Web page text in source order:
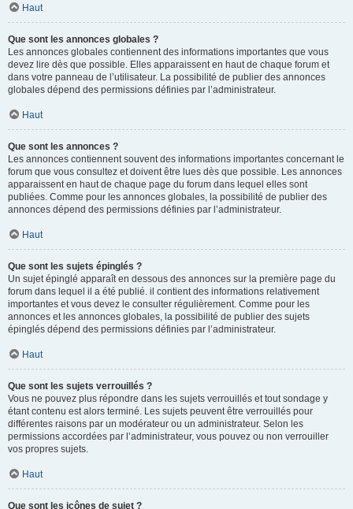
Haut
Que sont les annonces globales ?
Les annonces globales contiennent des informations importantes que vous
devez lire dès que possible. Elles apparaissent en haut de chaque forum et
dans votre panneau de l’utilisateur. La possibilité de publier des annonces
globales dépend des permissions définies par l’administrateur.
Haut
Que sont les annonces ?
Les annonces contiennent souvent des informations importantes concernant le
forum que vous consultez et doivent être lues dès que possible. Les annonces
apparaissent en haut de chaque page du forum dans lequel elles sont
publiées. Comme pour les annonces globales, la possibilité de publier des
annonces dépend des permissions définies par l’administrateur.
Haut
Que sont les sujets épinglés ?
Un sujet épinglé apparaît en dessous des annonces sur la première page du
forum dans lequel il a été publié. il contient des informations relativement
importantes et vous devez le consulter régulièrement. Comme pour les
annonces et les annonces globales, la possibilité de publier des sujets
épinglés dépend des permissions définies par l’administrateur.
Haut
Que sont les sujets verrouillés ?
Vous ne pouvez plus répondre dans les sujets verrouillés et tout sondage y
étant contenu est alors terminé. Les sujets peuvent être verrouillés pour
différentes raisons par un modérateur ou un administrateur. Selon les
permissions accordées par l’administrateur, vous pouvez ou non verrouiller
vos propres sujets.
Haut
Que sont les icônes de sujet ?